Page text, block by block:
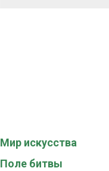
Мир искусства
Поле битвы